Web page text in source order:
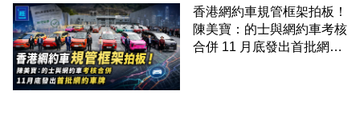
香港網約車規管框架拍板！
陳美寶：的士與網約車考核
合併 11 月底發出首批網約